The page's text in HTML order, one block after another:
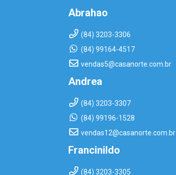
Abrahao
(84) 3203-3306
(84) 99164-4517
vendas5@casanorte.com.br
Andrea
(84) 3203-3307
(84) 99196-1528
vendas12@casanorte.com.br
Francinildo
(84) 3203-3305